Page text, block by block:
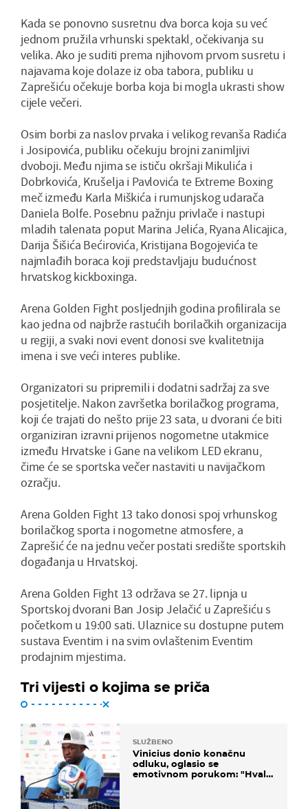
Kada se ponovno susretnu dva borca koja su već
jednom pružila vrhunski spektakl, očekivanja su
velika. Ako je suditi prema njihovom prvom susretu i
najavama koje dolaze iz oba tabora, publiku u
Zaprešiću očekuje borba koja bi mogla ukrasti show
cijele večeri.
Osim borbi za naslov prvaka i velikog revanša Radića
i Josipovića, publiku očekuju brojni zanimljivi
dvoboji. Među njima se ističu okršaji Mikulića i
Dobrkovića, Krušelja i Pavlovića te Extreme Boxing
meč između Karla Miškića i rumunjskog udarača
Daniela Bolfe. Posebnu pažnju privlače i nastupi
mladih talenata poput Marina Jelića, Ryana Alicajica,
Darija Šišića Bećirovića, Kristijana Bogojevića te
najmlađih boraca koji predstavljaju budućnost
hrvatskog kickboxinga.
Arena Golden Fight posljednjih godina profilirala se
kao jedna od najbrže rastućih borilačkih organizacija
u regiji, a svaki novi event donosi sve kvalitetnija
imena i sve veći interes publike.
Organizatori su pripremili i dodatni sadržaj za sve
posjetitelje. Nakon završetka borilačkog programa,
koji će trajati do nešto prije 23 sata, u dvorani će biti
organiziran izravni prijenos nogometne utakmice
između Hrvatske i Gane na velikom LED ekranu,
čime će se sportska večer nastaviti u navijačkom
ozračju.
Arena Golden Fight 13 tako donosi spoj vrhunskog
borilačkog sporta i nogometne atmosfere, a
Zaprešić će na jednu večer postati središte sportskih
događanja u Hrvatskoj.
Arena Golden Fight 13 održava se 27. lipnja u
Sportskoj dvorani Ban Josip Jelačić u Zaprešiću s
početkom u 19:00 sati. Ulaznice su dostupne putem
sustava Eventim i na svim ovlaštenim Eventim
prodajnim mjestima.
Tri vijesti o kojima se priča
SLUŽBENO
Vinicius donio konačnu
odluku, oglasio se
emotivnom porukom: "Hvala